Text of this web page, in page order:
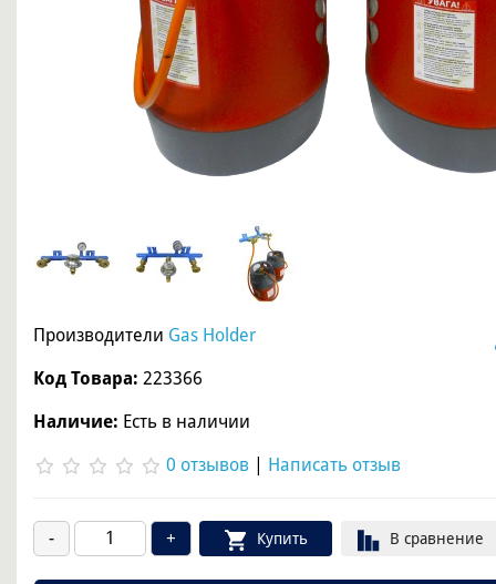
Производители Gas Holder
Код Товара: 223366
Наличие: Есть в наличии
0 отзывов Написать отзыв
Купить В сравнение